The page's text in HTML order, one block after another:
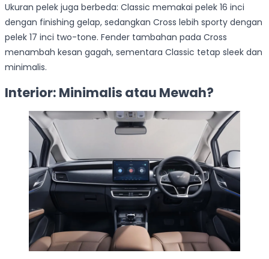
Ukuran pelek juga berbeda: Classic memakai pelek 16 inci
dengan finishing gelap, sedangkan Cross lebih sporty dengan
pelek 17 inci two-tone. Fender tambahan pada Cross
menambah kesan gagah, sementara Classic tetap sleek dan
minimalis.
Interior: Minimalis atau Mewah?